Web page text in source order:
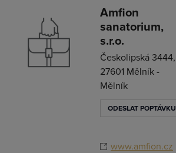
Amfion
sanatorium,
s.r.o.
Českolipská 3444,
27601 Mělník -
Mělník
ODESLAT POPTÁVKU
www.amfion.cz